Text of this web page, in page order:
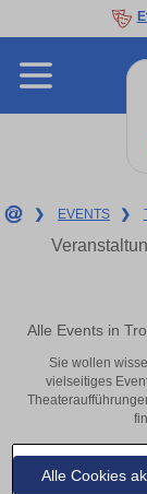
Alle Cookies
❯ EVENTS ❯
Alle Events in
Sie wollen
vielseitiges